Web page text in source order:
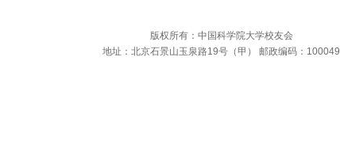
版权所有：中国科学院大学校友会
地址：北京石景山玉泉路19号（甲） 邮政编码：100049